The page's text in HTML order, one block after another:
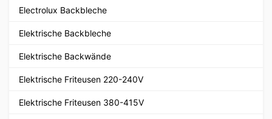
Electrolux Backbleche
Elektrische Backbleche
Elektrische Backwände
Elektrische Friteusen 220-240V
Elektrische Friteusen 380-415V